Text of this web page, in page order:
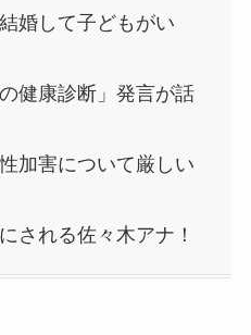
婚して子どもがい
健康診断」発言が話
加害について厳しい
される佐々木アナ！